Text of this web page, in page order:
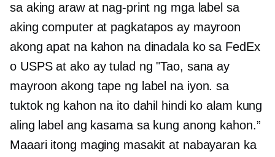
sa aking araw at nag-print ng mga label sa
aking computer at pagkatapos ay mayroon
akong apat na kahon na dinadala ko sa FedEx
o USPS at ako ay tulad ng "Tao, sana ay
mayroon akong tape ng label na iyon. sa
tuktok ng kahon na ito dahil hindi ko alam kung
aling label ang kasama sa kung anong kahon.”
Maaari itong maging masakit at nabayaran ka